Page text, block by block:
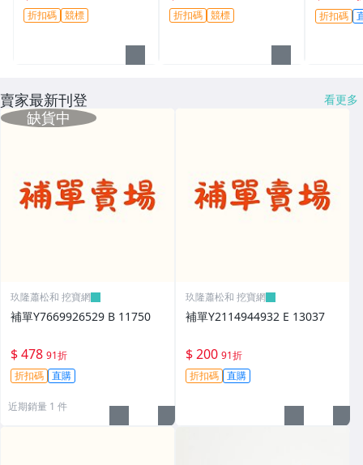
折扣碼 競標
長蔣經國 勳章證書(0464
9X)
折扣碼 競標
配色 德
US7
折扣碼
賣家最新刊登 看更多
玖隆蕭松和 挖寶網
補單Y7669926529 B 11750
$ 478 91折
折扣碼 直購
近期銷量 1 件
玖隆蕭松和 挖寶網
補單Y2114944932 E 13037
$ 200 91折
折扣碼 直購